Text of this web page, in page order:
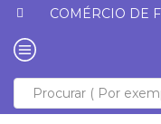
COMÉRCIO DE